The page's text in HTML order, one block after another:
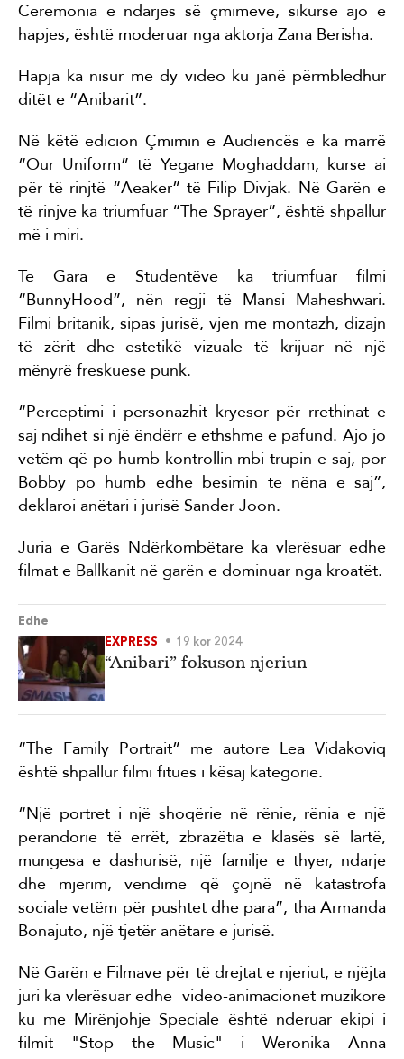
Ceremonia e ndarjes së çmimeve, sikurse ajo e
hapjes, është moderuar nga aktorja Zana Berisha.
Hapja ka nisur me dy video ku janë përmbledhur
ditët e “Anibarit”.
Në këtë edicion Çmimin e Audiencës e ka marrë
“Our Uniform” të Yegane Moghaddam, kurse ai
për të rinjtë “Aeaker” të Filip Divjak. Në Garën e
të rinjve ka triumfuar “The Sprayer”, është shpallur
më i miri.
Te Gara e Studentëve ka triumfuar filmi
“BunnyHood”, nën regji të Mansi Maheshwari.
Filmi britanik, sipas jurisë, vjen me montazh, dizajn
të zërit dhe estetikë vizuale të krijuar në një
mënyrë freskuese punk.
“Perceptimi i personazhit kryesor për rrethinat e
saj ndihet si një ëndërr e ethshme e pafund. Ajo jo
vetëm që po humb kontrollin mbi trupin e saj, por
Bobby po humb edhe besimin te nëna e saj”,
deklaroi anëtari i jurisë Sander Joon.
Juria e Garës Ndërkombëtare ka vlerësuar edhe
filmat e Ballkanit në garën e dominuar nga kroatët.
Edhe
EXPRESS
19 kor 2024
“Anibari” fokuson njeriun
“The Family Portrait” me autore Lea Vidakoviq
është shpallur filmi fitues i kësaj kategorie.
“Një portret i një shoqërie në rënie, rënia e një
perandorie të errët, zbrazëtia e klasës së lartë,
mungesa e dashurisë, një familje e thyer, ndarje
dhe mjerim, vendime që çojnë në katastrofa
sociale vetëm për pushtet dhe para”, tha Armanda
Bonajuto, një tjetër anëtare e jurisë.
Në Garën e Filmave për të drejtat e njeriut, e njëjta
juri ka vlerësuar edhe video-animacionet muzikore
ku me Mirënjohje Speciale është nderuar ekipi i
filmit "Stop the Music" i Weronika Anna